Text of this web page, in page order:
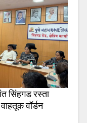
सिंहगड रस्ता
वॉर्डन